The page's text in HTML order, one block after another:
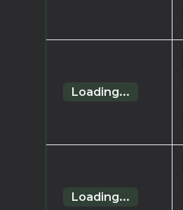
Loading...
Loading...